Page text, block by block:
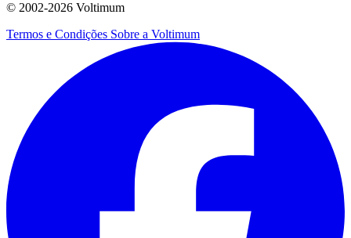
© 2002-2026 Voltimum
Termos e Condições Sobre a Voltimum